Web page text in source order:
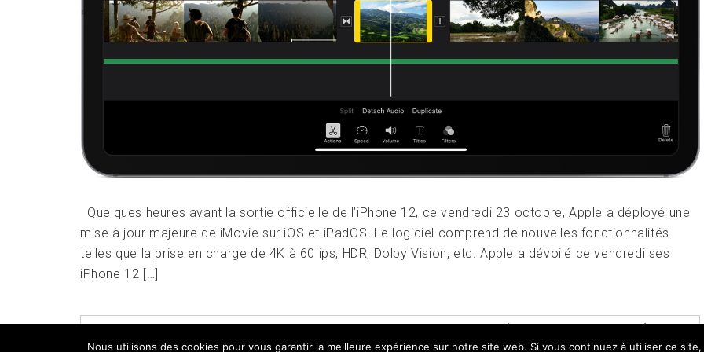
Quelques heures avant la sortie officielle de l’iPhone 12, ce vendredi 23 octobre, Apple a déployé une
mise à jour majeure de iMovie sur iOS et iPadOS. Le logiciel comprend de nouvelles fonctionnalités
telles que la prise en charge de 4K à 60 ips, HDR, Dolby Vision, etc. Apple a dévoilé ce vendredi ses
iPhone 12 […]
POSTED INLOGICIELS,UNE TAGGEDIOS,IPADOS,MACOS,MISE À JOUR,MONTAGE VIDÉO
Nous utilisons des cookies pour vous garantir la meilleure expérience sur notre site web. Si vous continuez à utiliser ce